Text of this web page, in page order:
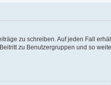
zu schreiben. Auf jeden Fall
zu Benutzergruppen und so